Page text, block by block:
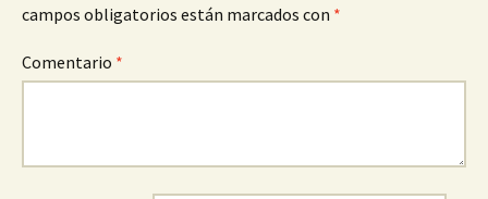
campos obligatorios están marcados con *
Comentario *